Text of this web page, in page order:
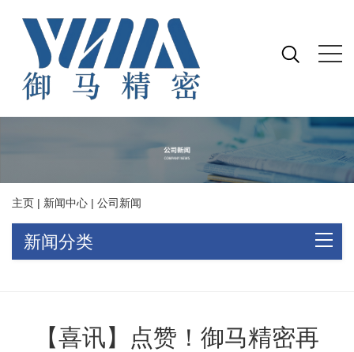
主页 | 新闻中心 | 公司新闻
新闻分类
【喜讯】点赞！御马精密再